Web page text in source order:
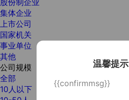
温馨提示
{{confirmmsg}}
集体企业
上市公司
国家机关
事业单位
其他
公司规模
全部
10人以下